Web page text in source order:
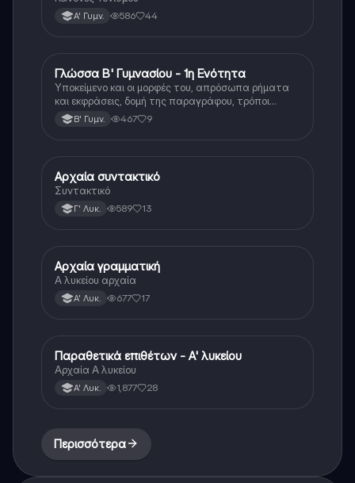
Α' Γυμν. 586 44
Νέα Ελληνικά
Γλώσσα Β' Γυμνασίου - 1η Ενότητα
Υποκείμενο και οι μορφές του, απρόσωπα ρήματα
και εκφράσεις, δομή της παραγράφου, τρόποι
ανάπτυξης παραγράφου, αχώριστα μόρια.
Β' Γυμν. 467 9
Αρχαία Ελληνικά (Ανθρ.)
Αρχαία συντακτικό
Συντακτικό
Γ' Λυκ. 589 13
Αρχαία Ελληνικά
Αρχαία γραμματική
Α λυκείου αρχαία
Α' Λυκ. 677 17
Αρχαία Ελληνικά
Παραθετικά επιθέτων - Α' λυκείου
Αρχαία Α λυκείου
Α' Λυκ. 1,877 28
Περισσότερα